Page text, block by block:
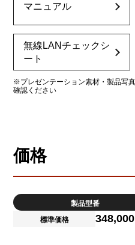
マニュアル
無線LANチェックシ
ート
※プレゼンテーション素材・製品写
確認ください
価格
製品型番
標準価格